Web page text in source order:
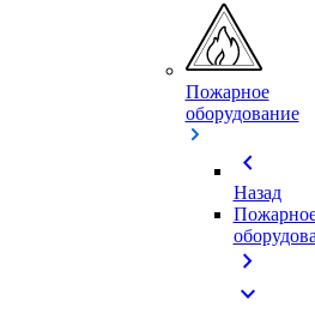
Пожарное
оборудование
chevron_left
Назад
chevron_right
expand_more